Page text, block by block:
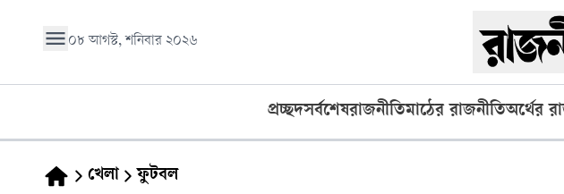
০৮ আগস্ট, শনিবার ২০২৬
প্রচ্ছদসর্বশেষরাজনীতিমাঠের রাজনীতিঅর্থের
খেলা ফুটবল